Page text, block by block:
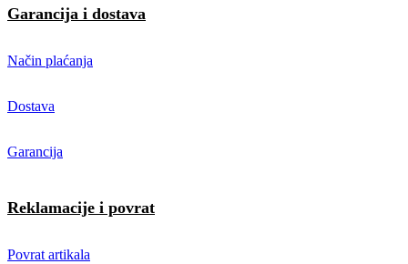
Garancija i dostava
Način plaćanja
Dostava
Garancija
Reklamacije i povrat
Povrat artikala